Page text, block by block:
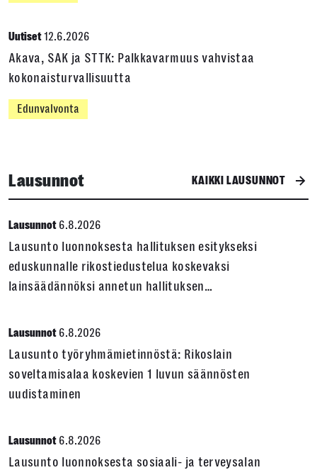
Uutiset 12.6.2026
Akava, SAK ja STTK: Palkkavarmuus vahvistaa
kokonaisturvallisuutta
Edunvalvonta
Lausunnot KAIKKI LAUSUNNOT
Lausunnot 6.8.2026
Lausunto luonnoksesta hallituksen esitykseksi
eduskunnalle rikostiedustelua koskevaksi
lainsäädännöksi annetun hallituksen…
Lausunnot 6.8.2026
Lausunto työryhmämietinnöstä: Rikoslain
soveltamisalaa koskevien 1 luvun säännösten
uudistaminen
Lausunnot 6.8.2026
Lausunto luonnoksesta sosiaali- ja terveysalan